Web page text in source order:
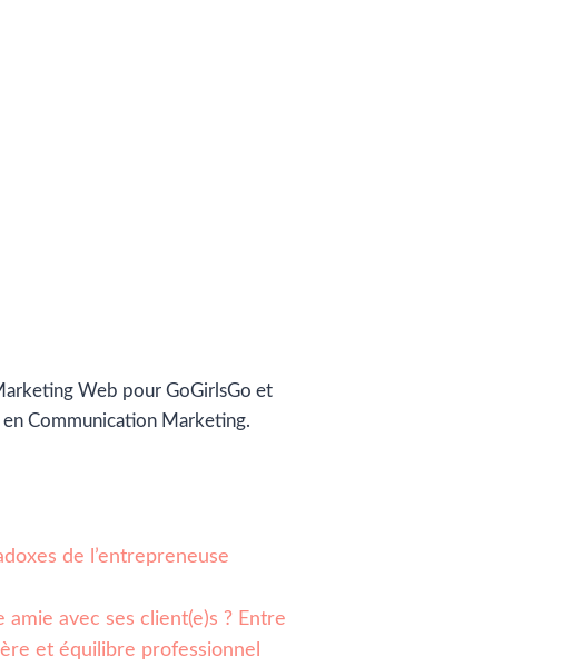
Web pour GoGirlsGo et
Communication Marketing.
de l’entrepreneuse
amie avec ses client(e)s ? Entre
et équilibre professionnel